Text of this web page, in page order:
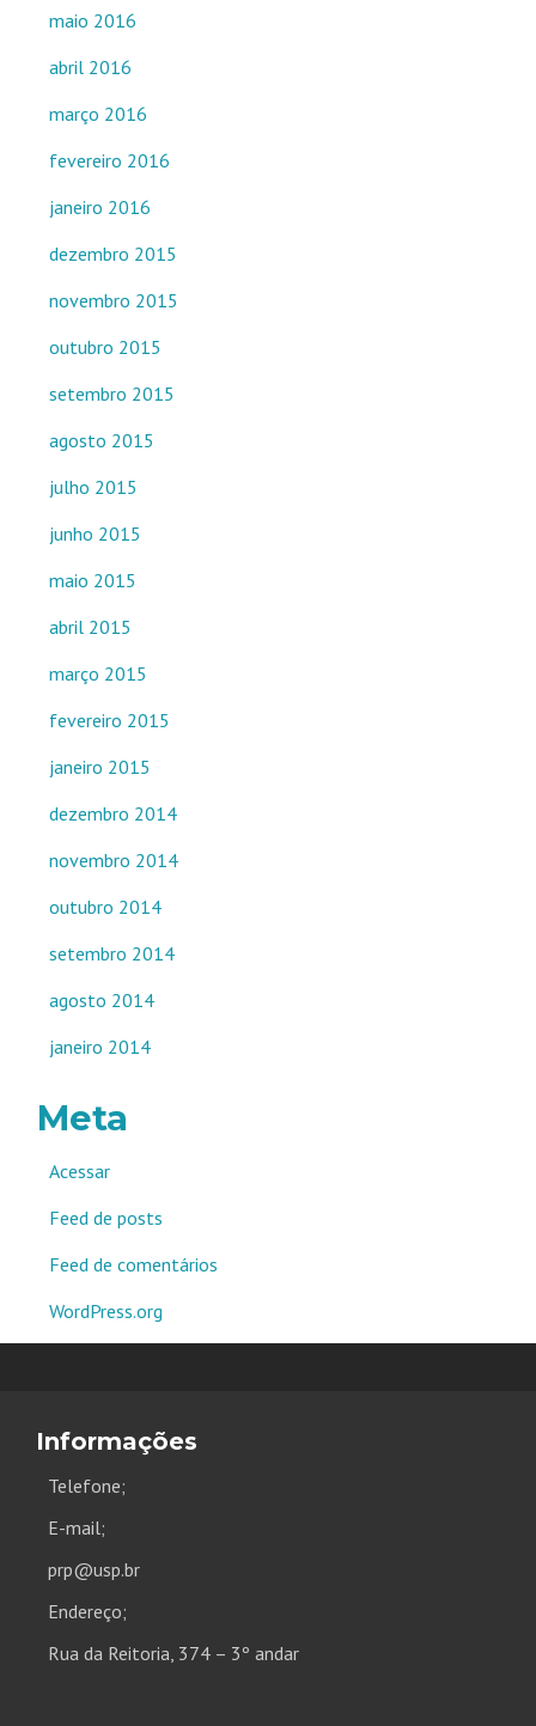
maio 2016
abril 2016
março 2016
fevereiro 2016
janeiro 2016
dezembro 2015
novembro 2015
outubro 2015
setembro 2015
agosto 2015
julho 2015
junho 2015
maio 2015
abril 2015
março 2015
fevereiro 2015
janeiro 2015
dezembro 2014
novembro 2014
outubro 2014
setembro 2014
agosto 2014
janeiro 2014
Meta
Acessar
Feed de posts
Feed de comentários
WordPress.org
Informações
Telefone;
E-mail;
prp@usp.br
Endereço;
Rua da Reitoria, 374 – 3º andar